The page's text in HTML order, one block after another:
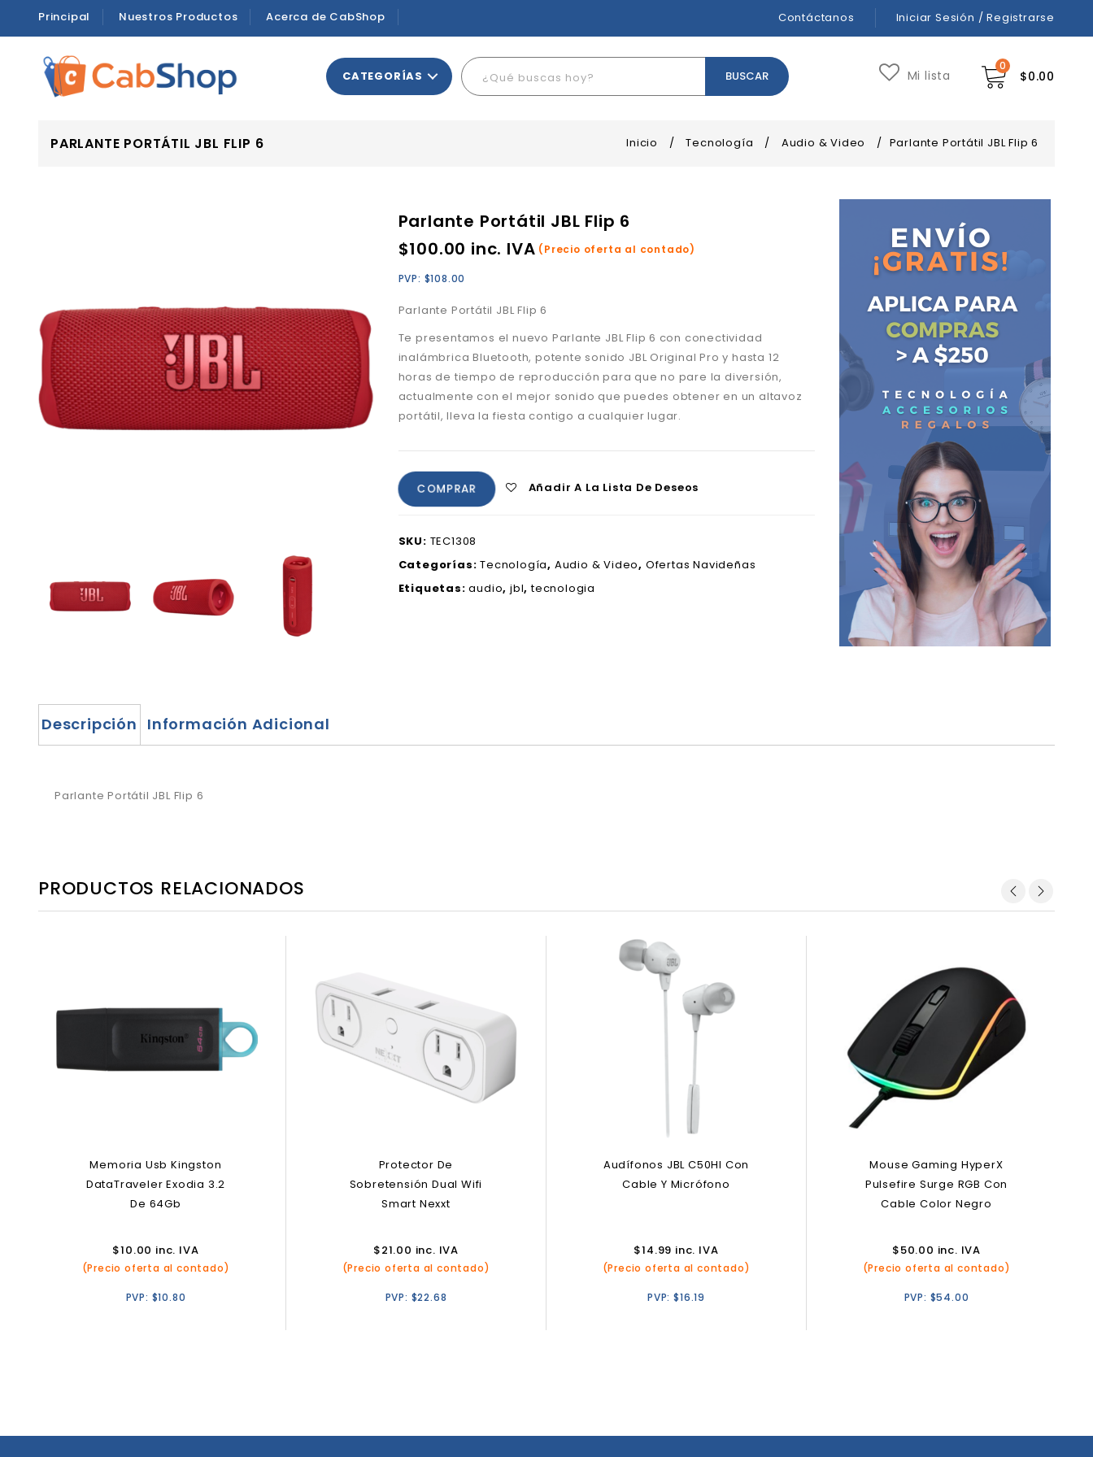
Principal Nuestros Productos Acerca de CabShop Contáctanos Iniciar Sesión / Registrarse
0
$0.00
Mi lista
CATEGORÍAS
PARLANTE PORTÁTIL JBL FLIP 6 Inicio / Tecnología / Audio & Video / Parlante Portátil JBL Flip 6
Parlante Portátil JBL Flip 6
$100.00 inc. IVA (Precio oferta al contado)
PVP: $108.00
Parlante Portátil JBL Flip 6
Te presentamos el nuevo Parlante JBL Flip 6 con conectividad
inalámbrica Bluetooth, potente sonido JBL Original Pro y hasta 12
horas de tiempo de reproducción para que no pare la diversión,
actualmente con el mejor sonido que puedes obtener en un altavoz
portátil, lleva la fiesta contigo a cualquier lugar.
COMPRAR Añadir A La Lista De Deseos
SKU: TEC1308
Categorías:Tecnología, Audio & Video, Ofertas Navideñas
Etiquetas:audio, jbl,tecnologia
Descripción Información Adicional
Parlante Portátil JBL Flip 6
PRODUCTOS RELACIONADOS
Memoria Usb Kingston
DataTraveler Exodia 3.2
De 64Gb
$10.00 inc. IVA
(Precio oferta al contado)
PVP: $10.80
Protector De
Sobretensión Dual Wifi
Smart Nexxt
$21.00 inc. IVA
(Precio oferta al contado)
PVP: $22.68
Audífonos JBL C50HI Con
Cable Y Micrófono
$14.99 inc. IVA
(Precio oferta al contado)
PVP:$16.19
Mouse Gaming HyperX
Pulsefire Surge RGB Con
Cable Color Negro
$50.00 inc. IVA
(Precio oferta al contado)
PVP: $54.00